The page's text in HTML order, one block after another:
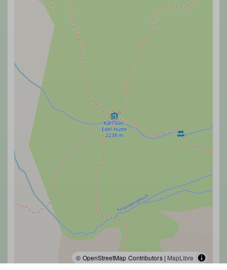
© OpenStreetMap Contributors | MapLibre